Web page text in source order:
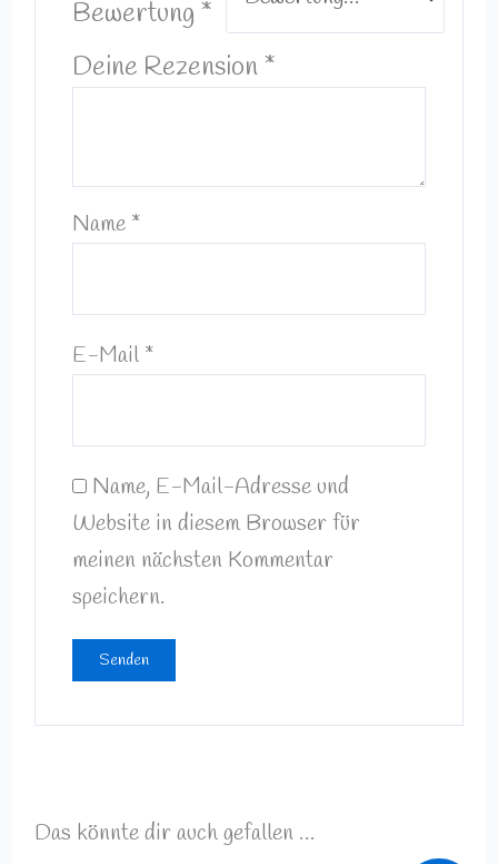
Bewertung *
Deine Rezension*
Name *
E-Mail *
Name, E-Mail-Adresse und
Website in diesem Browser für
meinen nächsten Kommentar
speichern.
Das könnte dir auch gefallen …